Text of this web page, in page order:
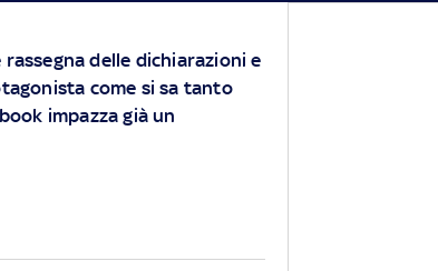
delle dichiarazioni e
come si sa tanto
impazza già un